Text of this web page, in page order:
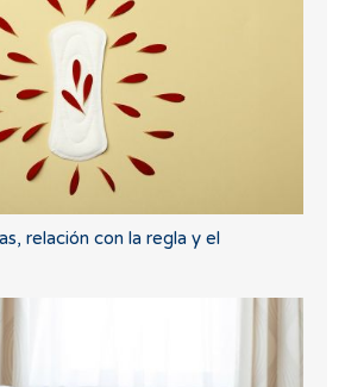
relación con la regla y el